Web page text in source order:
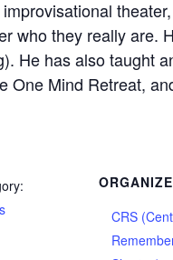
who they really are.
He has also taught
One Mind Retreat,
CRS